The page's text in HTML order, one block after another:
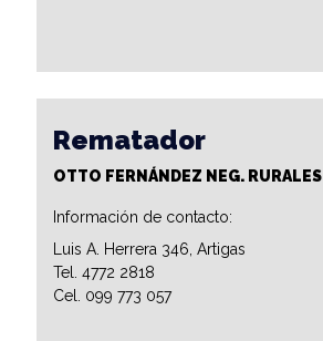
Rematador
OTTO FERNÁNDEZ NEG. RURALES
Información de contacto:
Luis A. Herrera 346, Artigas
Tel. 4772 2818
Cel. 099 773 057